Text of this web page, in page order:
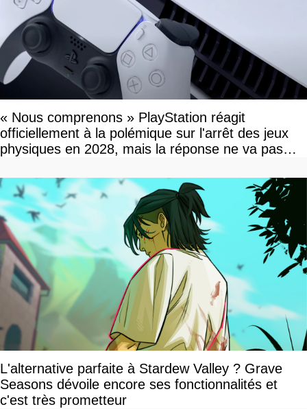
« Nous comprenons » PlayStation réagit
officiellement à la polémique sur l'arrêt des jeux
physiques en 2028, mais la réponse ne va pas
L'alternative parfaite à Stardew Valley ? Grave
Seasons dévoile encore ses fonctionnalités et
c'est très prometteur